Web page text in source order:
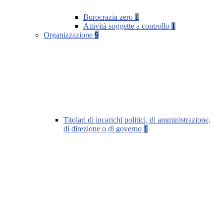
Burocrazia zero 1
Attività soggette a controllo 1
Organizzazione 9
Titolari di incarichi politici, di amministrazione,
di direzione o di governo 1